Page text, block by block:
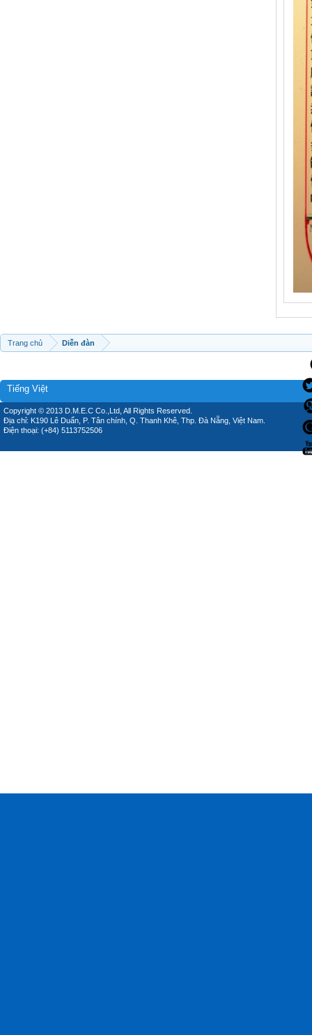
Trang chủ Diễn đàn
Tiếng Việt
Copyright © 2013 D.M.E.C Co.,Ltd, All Rights Reserved.
Địa chỉ: K190 Lê Duẩn, P. Tân chính, Q. Thanh Khê, Thp. Đà Nẵng, Việt Nam.
Điện thoại: (+84) 5113752506